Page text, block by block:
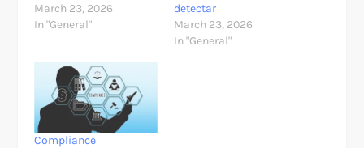
March 23, 2026
In "General"
detectar
March 23, 2026
In "General"
Compliance